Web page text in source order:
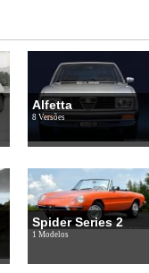
Alfetta
8 Versões
Spider Series 2
1 Modelos